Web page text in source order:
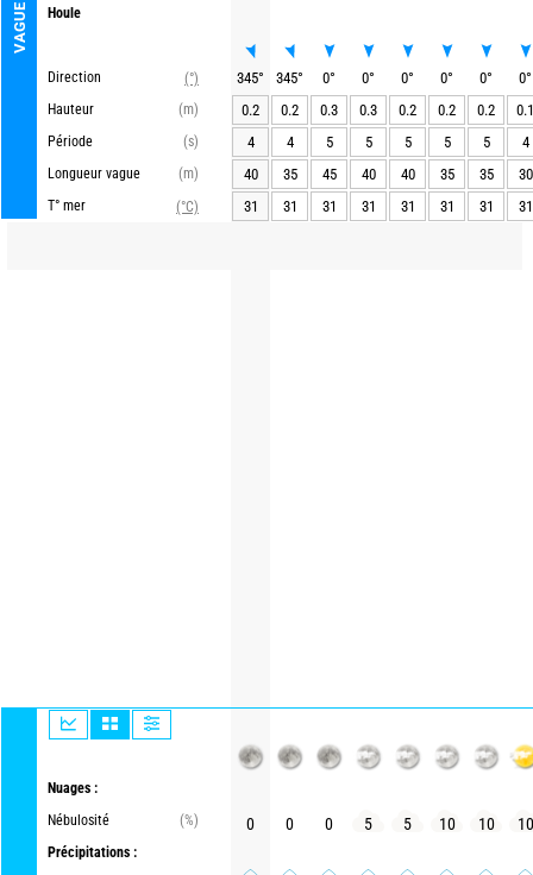
VAGUE
Houle
Direction
(°)
Hauteur
(m)
Période
(s)
Longueur vague
(m)
T° mer
(°C)
Nuages :
Nébulosité
(%)
Précipitations :
345° 345° 0° 0° 0° 0° 0° 0°
0.2
0.2 0.3 0.3 0.2 0.2 0.2
0.1
4
4 5 5 5 5 5
4
40
35 45 40 40 35 35
30
31
31 31 31 31 31 31 31
0 0 0 5 5 10 10 10